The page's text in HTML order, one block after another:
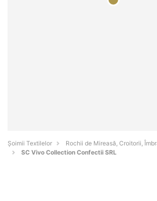
Șoimii Textilelor
Rochii de Mireasă, Croitorii,
SC Vivo Collection Confectii SRL